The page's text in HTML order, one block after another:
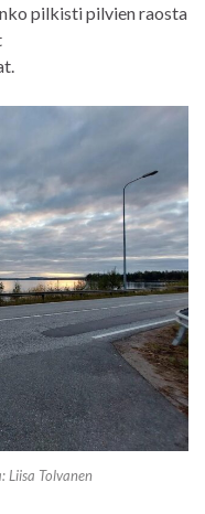
pilkisti pilvien raosta
Liisa Tolvanen